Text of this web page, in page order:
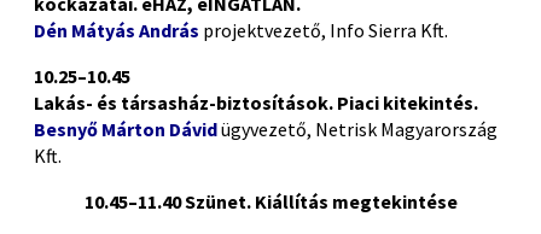
Dén Mátyás András projektvezető, Info Sierra Kft.
10.25–10.45
Lakás- és társasház-biztosítások. Piaci kitekintés.
Besnyő Márton Dávidügyvezető, Netrisk Magyarország
Kft.
10.45–11.40 Szünet. Kiállítás megtekintése